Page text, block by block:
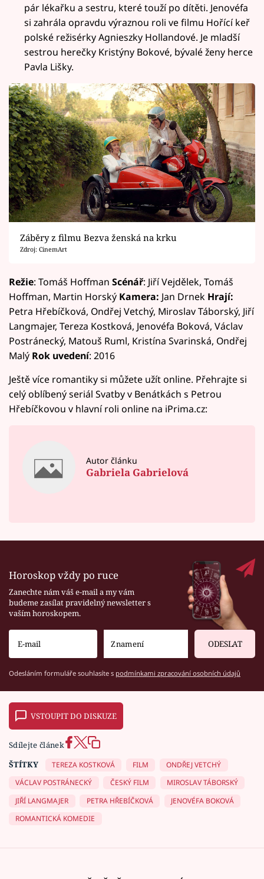
pár lékařku a sestru, které touží po dítěti. Jenovéfa
si zahrála opravdu výraznou roli ve filmu Hořící keř
polské režisérky Agnieszky Hollandové. Je mladší
sestrou herečky Kristýny Bokové, bývalé ženy herce
Pavla Lišky.
Záběry z filmu Bezva ženská na krku
Zdroj: CinemArt
Režie: Tomáš Hoffman Scénář: Jiří Vejdělek, Tomáš
Hoffman, Martin Horský Kamera: Jan Drnek Hrají:
Petra Hřebíčková, Ondřej Vetchý, Miroslav Táborský, Jiří
Langmajer, Tereza Kostková, Jenovéfa Boková, Václav
Postránecký, Matouš Ruml, Kristína Svarinská, Ondřej
Malý Rok uvedení: 2016
Ještě více romantiky si můžete užít online. Přehrajte si
celý oblíbený seriál Svatby v Benátkách s Petrou
Hřebíčkovou v hlavní roli online na iPrima.cz:
Autor článku
Gabriela Gabrielová
Horoskop vždy po ruce
Zanechte nám váš e-mail a my vám
budeme zasílat pravidelný newsletter s
vaším horoskopem.
ODESLAT
Odesláním formuláře souhlasíte s podmínkami zpracování osobních údajů
VSTOUPIT DO DISKUZE
Sdílejte článek
ŠTÍTKY
TEREZA KOSTKOVÁ FILM
ONDŘEJ VETCHÝ
VÁCLAV POSTRÁNECKÝ
ČESKÝ FILM
MIROSLAV TÁBORSKÝ
JIŘÍ LANGMAJER
PETRA HŘEBÍČKOVÁ
JENOVÉFA BOKOVÁ
ROMANTICKÁ KOMEDIE